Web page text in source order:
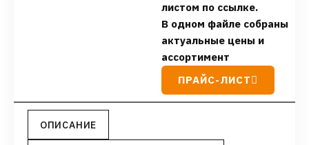
листом по ссылке.
В одном файле собраны
актуальные цены и
ассортимент
ПРАЙС-ЛИСТ
ОПИСАНИЕ